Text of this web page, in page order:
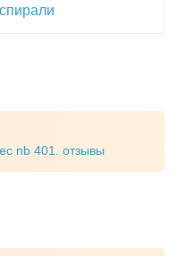
спирали
nb 401. отзывы